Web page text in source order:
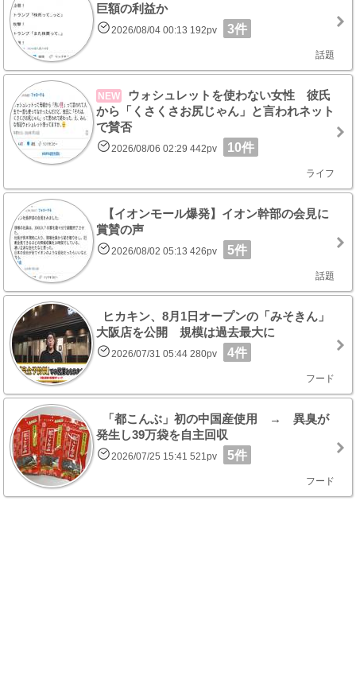
巨額の利益か
2026/08/04 00:13 192pv 3件
話題
NEW
ウォシュレットを使わない女性 彼氏
から「くさくさお尻じゃん」と言われネット
で賛否
2026/08/06 02:29 442pv 10件
ライフ
【イオンモール爆発】イオン幹部の会見に
賞賛の声
2026/08/02 05:13 426pv 5件
話題
ヒカキン、8月1日オープンの「みそきん」
大阪店を公開 規模は過去最大に
2026/07/31 05:44 280pv 4件
フード
「都こんぶ」初の中国産使用 → 異臭が
発生し39万袋を自主回収
2026/07/25 15:41 521pv 5件
フード